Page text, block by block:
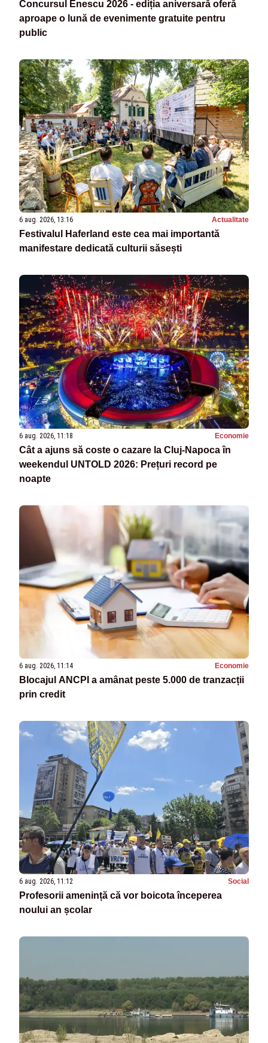
Concursul Enescu 2026 - ediția aniversară oferă
aproape o lună de evenimente gratuite pentru
public
6 aug. 2026, 13:16 Actualitate
Festivalul Haferland este cea mai importantă
manifestare dedicată culturii săsești
6 aug. 2026, 11:18 Economie
Cât a ajuns să coste o cazare la Cluj-Napoca în
weekendul UNTOLD 2026: Prețuri record pe
noapte
6 aug. 2026, 11:14 Economie
Blocajul ANCPI a amânat peste 5.000 de tranzacții
prin credit
6 aug. 2026, 11:12 Social
Profesorii amenință că vor boicota începerea
noului an școlar